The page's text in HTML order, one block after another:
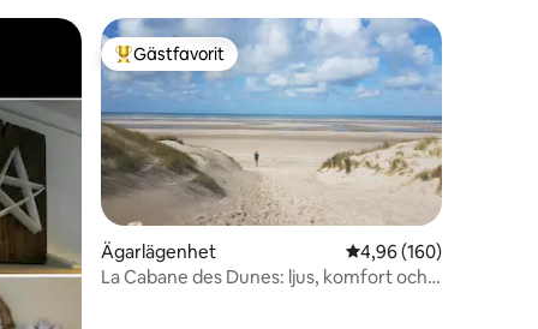
Populär gästfavorit
Gästfavorit
Ägarlägenhet 4,96 av 5 i
4,96 (160)
La Cabane des Dunes: ljus, komfort och